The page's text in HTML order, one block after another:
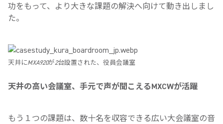
功をもって、より大きな課題の解決へ向けて動き出しまし
た。
天井にMXA920が2台設置された、役員会議室
天井の高い会議室、手元で声が聞こえるMXCWが活躍
もう１つの課題は、数十名を収容できる広い大会議室の音